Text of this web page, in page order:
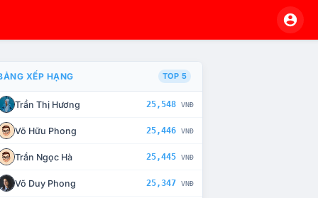
CHẾ TÀI XỬ LÝ VI PHẠM
XẾP HẠNG TOP 5
Trần Thị Hương 25,548 VNĐ
Võ Hữu Phong 25,446 VNĐ
Trần Ngọc Hà 25,445 VNĐ
Võ Duy Phong 25,347 VNĐ